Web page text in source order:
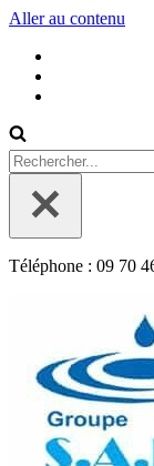
Aller au contenu
Rechercher...
Téléphone : 09 70